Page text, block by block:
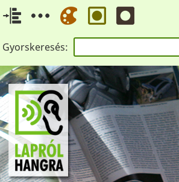
Gyorskeresés: